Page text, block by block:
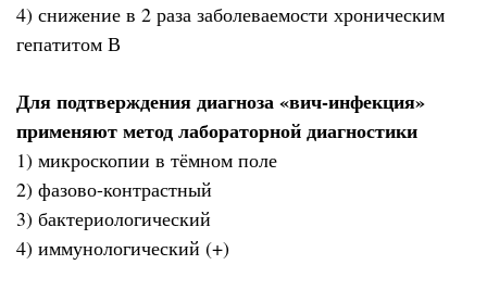
4) снижение в 2 раза заболеваемости хроническим
гепатитом В
Для подтверждения диагноза «вич-инфекция»
применяют метод лабораторной диагностики
1) микроскопии в тёмном поле
2) фазово-контрастный
3) бактериологический
4) иммунологический (+)